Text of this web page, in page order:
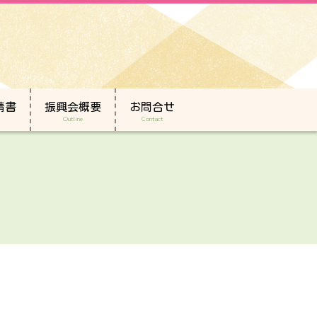
書 振興会概要
Outline
お問合せ
Contact